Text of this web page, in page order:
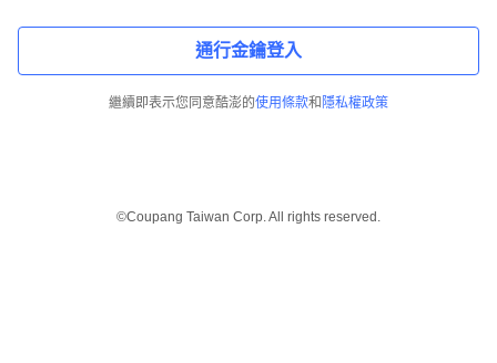
通行金鑰登入
繼續即表示您同意酷澎的使用條款和 隱私權政策
©Coupang Taiwan Corp. All rights reserved.